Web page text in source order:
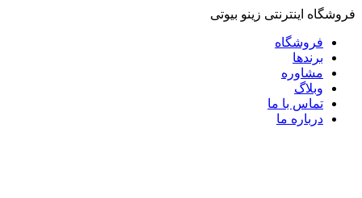
فروشگاه اینترنتی زینو بیوتی
فروشگاه
برندها
مشاوره
وبلاگ
تماس با ما
درباره ما